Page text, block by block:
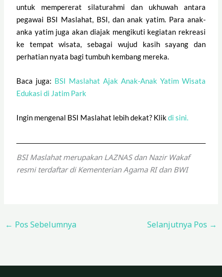
untuk mempererat silaturahmi dan ukhuwah antara
pegawai BSI Maslahat, BSI, dan anak yatim. Para anak-
anka yatim juga akan diajak mengikuti kegiatan rekreasi
ke tempat wisata, sebagai wujud kasih sayang dan
perhatian nyata bagi tumbuh kembang mereka.
Baca juga: BSI Maslahat Ajak Anak-Anak Yatim Wisata
Edukasi di Jatim Park
Ingin mengenal BSI Maslahat lebih dekat? Klikdi sini.
BSI Maslahat merupakan LAZNAS dan Nazir Wakaf
resmi terdaftar di Kementerian Agama RI dan BWI
← Pos Sebelumnya Selanjutnya Pos →